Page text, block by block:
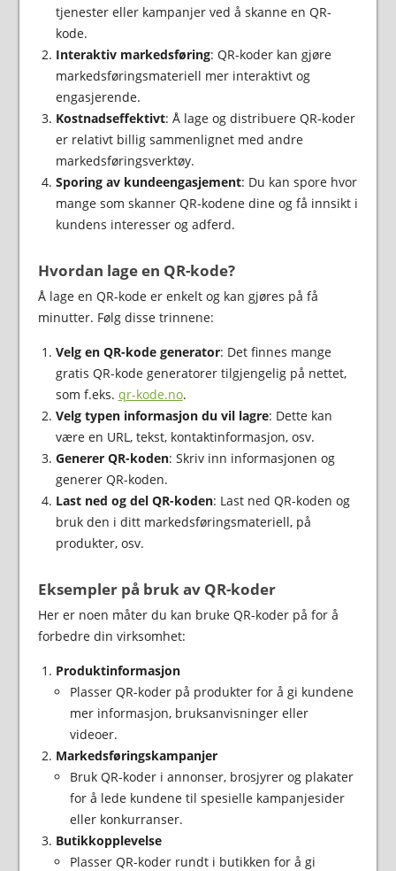
tjenester eller kampanjer ved å skanne en QR-
kode.
Interaktiv markedsføring: QR-koder kan gjøre
markedsføringsmateriell mer interaktivt og
engasjerende.
Kostnadseffektivt: Å lage og distribuere QR-koder
er relativt billig sammenlignet med andre
markedsføringsverktøy.
Sporing av kundeengasjement: Du kan spore hvor
mange som skanner QR-kodene dine og få innsikt i
kundens interesser og adferd.
Hvordan lage en QR-kode?
Å lage en QR-kode er enkelt og kan gjøres på få
minutter. Følg disse trinnene:
Velg en QR-kode generator: Det finnes mange
gratis QR-kode generatorer tilgjengelig på nettet,
som f.eks. qr-kode.no.
Velg typen informasjon du vil lagre: Dette kan
være en URL, tekst, kontaktinformasjon, osv.
Generer QR-koden: Skriv inn informasjonen og
generer QR-koden.
Last ned og del QR-koden: Last ned QR-koden og
bruk den i ditt markedsføringsmateriell, på
produkter, osv.
Eksempler på bruk av QR-koder
Her er noen måter du kan bruke QR-koder på for å
forbedre din virksomhet:
Produktinformasjon
Plasser QR-koder på produkter for å gi kundene
mer informasjon, bruksanvisninger eller
videoer.
Markedsføringskampanjer
Bruk QR-koder i annonser, brosjyrer og plakater
for å lede kundene til spesielle kampanjesider
eller konkurranser.
Butikkopplevelse
Plasser QR-koder rundt i butikken for å gi